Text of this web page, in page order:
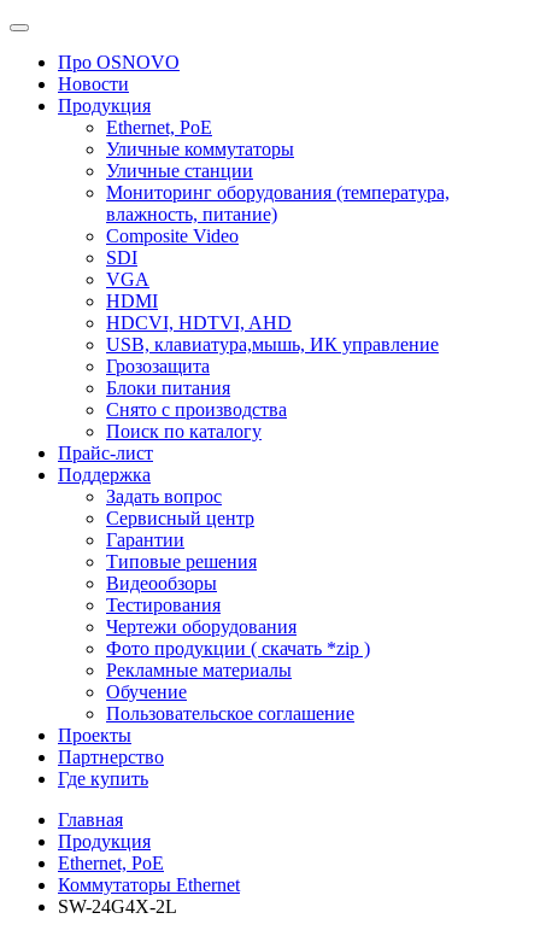
Про OSNOVO
Новости
Продукция
Ethernet, PoE
Уличные коммутаторы
Уличные станции
Мониторинг оборудования (температура,
влажность, питание)
Composite Video
SDI
VGA
HDMI
HDCVI, HDTVI, AHD
USB, клавиатура,мышь, ИК управление
Грозозащита
Блоки питания
Снято с производства
Поиск по каталогу
Прайс-лист
Поддержка
Задать вопрос
Сервисный центр
Гарантии
Типовые решения
Видеообзоры
Тестирования
Чертежи оборудования
Фото продукции ( скачать *zip )
Рекламные материалы
Обучение
Пользовательское соглашение
Проекты
Партнерство
Где купить
Главная
Продукция
Ethernet, PoE
Коммутаторы Ethernet
SW-24G4X-2L